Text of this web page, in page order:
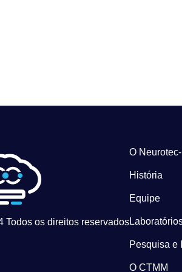
Todos os direitos reservados
O
História
Equipe
Pesquisa e
O CTMM